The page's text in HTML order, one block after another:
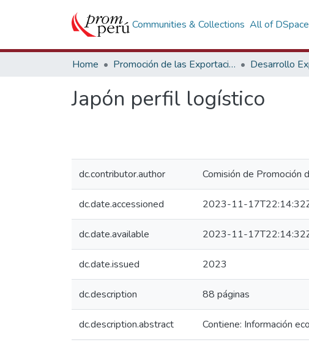
Communities & Collections All of DSpace
Home Promoción de las Exportaciones Desarrollo
Japón perfil logístico
dc.contributor.author Comisión de Promoción
dc.date.accessioned 2023-11-
dc.date.available 2023-11-
dc.date.issued 2023
dc.description 88 páginas
dc.description.abstract Contiene: Información